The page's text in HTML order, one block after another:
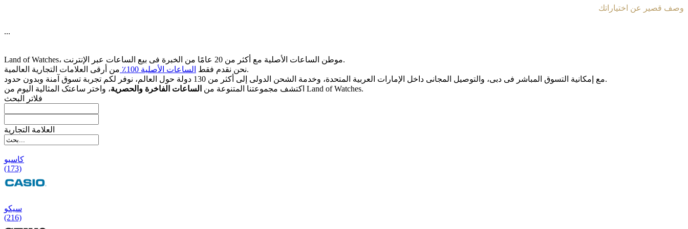
وصف قصير عن اختياراتك
...
Land of Watches، موطن الساعات الأصلیة مع أکثر من 20 عامًا من الخبرة فی بیع الساعات عبر الإنترنت.
نحن نقدم فقط الساعات الأصلیة 100٪
من أرقى العلامات التجاریة العالمیة.
مع إمکانیة التسوق المباشر فی دبی، والتوصیل المجانی داخل الإمارات العربیة المتحدة، وخدمة الشحن الدولی إلى أکثر من 130 دولة حول العالم، نوفر لکم تجربة تسوق آمنة وبدون حدود.
اکتشف مجموعتنا المتنوعة من الساعات الفاخرة والحصریة
، واختر ساعتک المثالیة الیوم من Land of Watches.
فلاتر البحث
العلامة التجارية
کاسیو
(173)
سیکو
(216)